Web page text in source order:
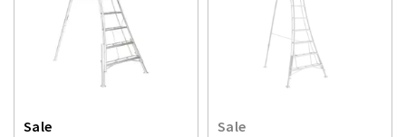
Sale
Sale